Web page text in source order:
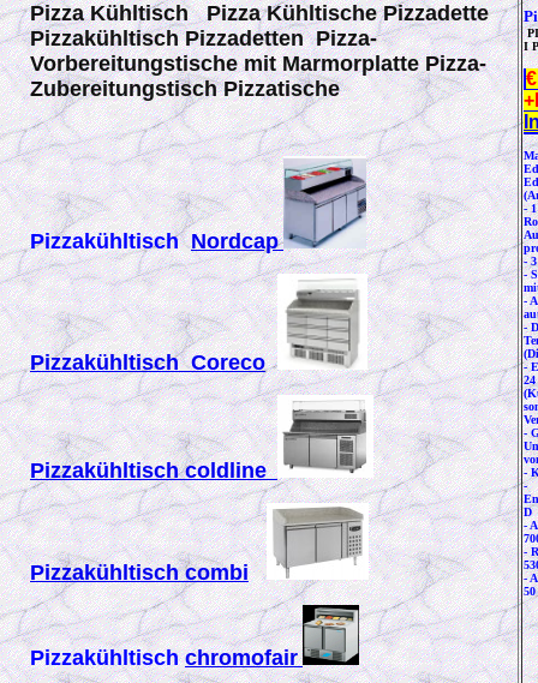
Pizza Kühltisch Pizza KühltischePizzadette
Pizzakühltisch Pizzadetten Pizza-
Vorbereitungstische mit Marmorplatte Pizza-
Zubereitungstisch Pizzatische
PizzakühltischNordcap
Pizzakühltisch Coreco
Pizzakühltisch coldline
Pizzakühltisch combi
Pizzakühltischchromofair
I
-
-
-
-
-
-
-
-
-
D
-
-
-